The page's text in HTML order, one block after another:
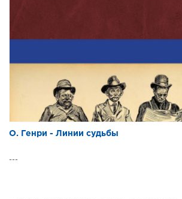
О. Генри - Линии судьбы
---